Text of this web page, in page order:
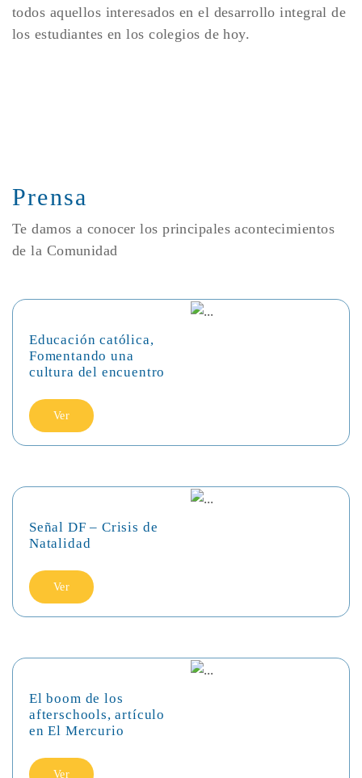
todos aquellos interesados en el desarrollo integral de
los estudiantes en los colegios de hoy.
Prensa
Te damos a conocer los principales acontecimientos
de la Comunidad
Educación católica,
Fomentando una
cultura del encuentro
Ver
Señal DF – Crisis de
Natalidad
Ver
El boom de los
afterschools, artículo
en El Mercurio
Ver